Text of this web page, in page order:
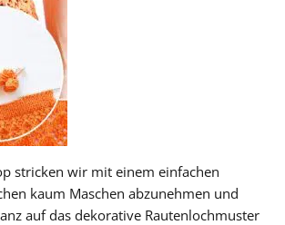
stricken wir mit einem einfachen
kaum Maschen abzunehmen und
auf das dekorative Rautenlochmuster